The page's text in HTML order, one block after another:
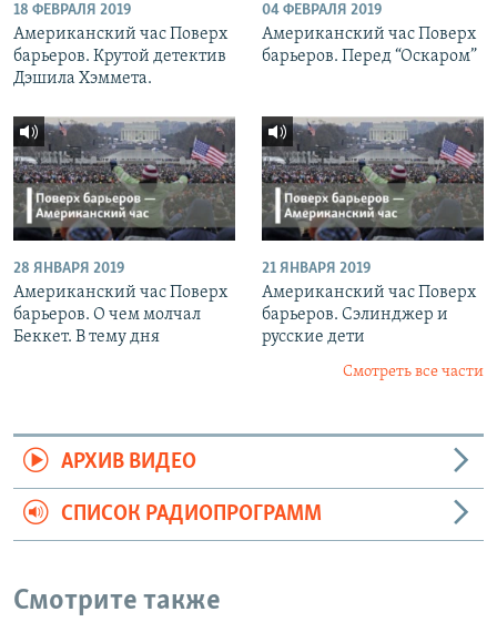
18 ФЕВРАЛЯ 2019
Американский час Поверх
барьеров. Крутой детектив
Дэшила Хэммета.
04 ФЕВРАЛЯ 2019
Американский час Поверх
барьеров. Перед “Оскаром”
28 ЯНВАРЯ 2019
Американский час Поверх
барьеров. О чем молчал
Беккет. В тему дня
21 ЯНВАРЯ 2019
Американский час Поверх
барьеров. Сэлинджер и
русские дети
Смотреть все части
АРХИВ ВИДЕО
СПИСОК РАДИОПРОГРАММ
Смотрите также